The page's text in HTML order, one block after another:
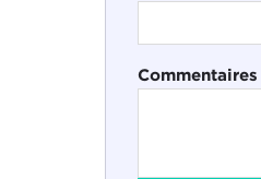
Commentaires